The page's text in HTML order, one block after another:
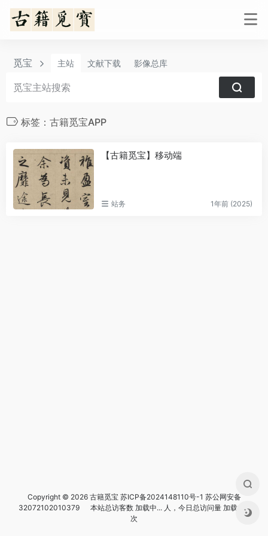
觅宝 主站 文献下载 影像总库
标签：古籍觅宝APP
【古籍觅宝】移动端
站务 1年前 (2025)
Copyright © 2026 古籍觅宝 苏ICP备2024148110号-1 苏公网安备
32072102010379
本站总访客数 加载中...人，今日总访问量 加载中...
次